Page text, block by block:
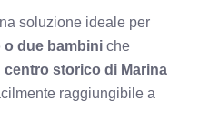
soluzione ideale per
due bambini che
centro storico di Marina
raggiungibile a